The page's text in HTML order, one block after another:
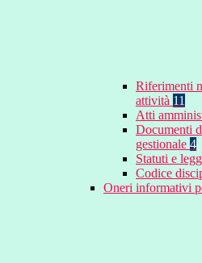
Riferimenti
attività 11
Atti
Documenti
gestionale 4
Statuti e
Codice
Oneri informativi